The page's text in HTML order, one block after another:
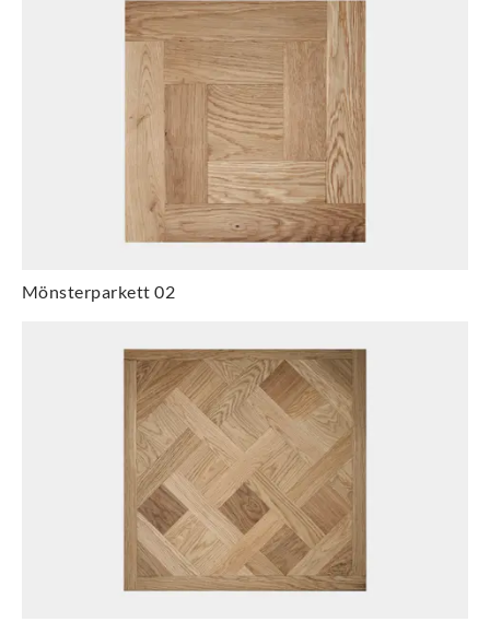
Mönsterparkett 02